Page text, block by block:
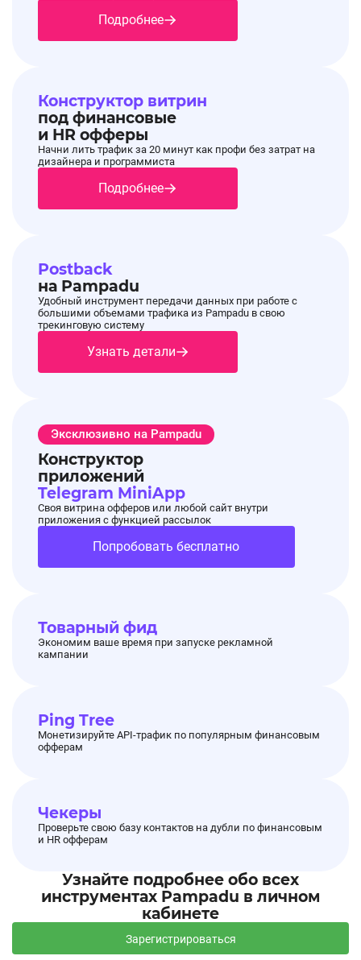
Подробнее
Конструктор витрин
под финансовые
и HR офферы
Начни лить трафик за 20 минут как профи без затрат на
дизайнера и программиста
Подробнее
Postback
на Pampadu
Удобный инструмент передачи данных при работе с
большими объемами трафика из Pampadu в свою
трекинговую систему
Узнать детали
Эксклюзивно на Pampadu
Конструктор
приложений
Telegram MiniApp
Своя витрина офферов или любой сайт внутри
приложения с функцией рассылок
Попробовать бесплатно
Товарный фид
Экономим ваше время при запуске рекламной
кампании
Ping Tree
Монетизируйте API-трафик по популярным финансовым
офферам
Чекеры
Проверьте свою базу контактов на дубли по финансовым
и HR офферам
Узнайте подробнее обо всех
инструментах Pampadu в личном
кабинете
Зарегистрироваться